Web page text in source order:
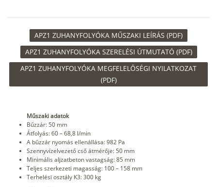
APZ1 ZUHANYFOLYÓKA MŰSZAKI LEÍRÁS (PDF)
APZ1 ZUHANYFOLYÓKA SZERELÉSI ÚTMUTATÓ (PDF)
APZ1 ZUHANYFOLYÓKA MEGFELELŐSÉGI NYILATKOZAT
(PDF)
Műszaki adatok
Bűzzár: 50 mm
Átfolyás: 60 – 68,8 l/min
A bűzzár nyomás ellenállása: 982 Pa
Szennyvízelvezető cső átmérője: 50 mm
Minimális aljzatbeton vastagság: 85 mm
Teljes szerkezeti magasság: 100 – 158 mm
Terhelési osztály K3: 300 kg